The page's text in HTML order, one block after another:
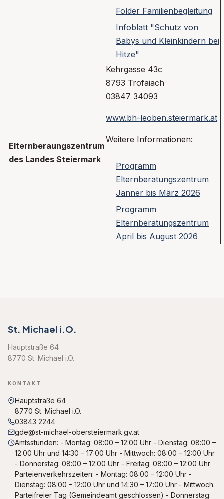
Folder Familienbegleitung
Infoblatt "Schutz von
Babys und Kleinkindern bei
Hitze"
Elternberaungszentrum
des Landes Steiermark
Kehrgasse 43c
8793 Trofaiach
03847 34093
www.bh-leoben.steiermark.at
Weitere Informationen:
Programm
Elternberatungszentrum
Jänner bis März 2026
Programm
Elternberatungszentrum
April bis August 2026
St. Michael i.O.
Hauptstraße 64
8770 St. Michael i.O.
KONTAKT
Hauptstraße 64
8770 St. Michael i.O.
03843 2244
gde@st-michael-obersteiermark.gv.at
Amtsstunden: - Montag: 08:00 – 12:00 Uhr - Dienstag: 08:00 –
12:00 Uhr und 14:30 – 17:00 Uhr - Mittwoch: 08:00 – 12:00 Uhr
- Donnerstag: 08:00 – 12:00 Uhr - Freitag: 08:00 – 12:00 Uhr
Parteienverkehrszeiten: - Montag: 08:00 – 12:00 Uhr -
Dienstag: 08:00 – 12:00 Uhr und 14:30 – 17:00 Uhr - Mittwoch:
Parteifreier Tag (Gemeindeamt geschlossen) - Donnerstag: